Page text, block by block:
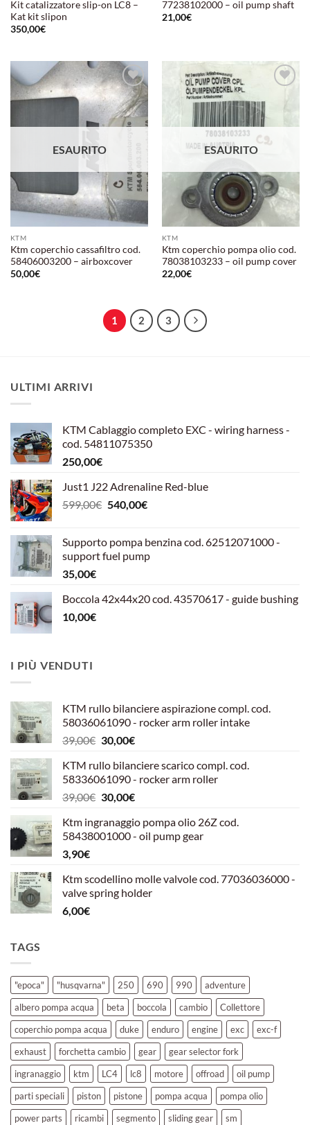
Kit catalizzatore slip-on LC8 –
Kat kit slipon
350,00€
77238102000 – oil pump shaft
21,00€
Aggiungi
alla lista
dei
desideri
ESAURITO
KTM
Ktm coperchio cassafiltro cod.
58406003200 – airboxcover
50,00€
alla lista
desideri
ESAURITO
KTM
Ktm coperchio pompa olio cod.
78038103233 – oil pump cover
22,00€
1 2 3
ULTIMI ARRIVI
KTM Cablaggio completo EXC - wiring harness -
cod. 54811075350
250,00€
Just1 J22 Adrenaline Red-blue
599,00€ Il
era:
599,00€.
540,00€Il
è:
540,00€.
Supporto pompa benzina cod. 62512071000 -
support fuel pump
35,00€
Boccola 42x44x20 cod. 43570617 - guide bushing
10,00€
I PIÙ VENDUTI
KTM rullo bilanciere aspirazione compl. cod.
58036061090 - rocker arm roller intake
39,00€ Il
originale
era:
39,00€.
30,00€Il
attuale
è:
30,00€.
KTM rullo bilanciere scarico compl. cod.
58336061090 - rocker arm roller
39,00€ Il
originale
era:
30,00€Il
attuale
è:
Ktm ingranaggio pompa olio 26Z cod.
58438001000 - oil pump gear
3,90€
Ktm scodellino molle valvole cod. 77036036000 -
valve spring holder
6,00€
TAGS
"epoca" "husqvarna" 250 690 990
adventure
albero pompa acqua
beta boccola cambio
Collettore
coperchio pompa acqua
duke enduro engine exc
exc-f
exhaust
forchetta cambio gear
gear selector fork
ingranaggio
ktm LC4 lc8 motore offroad
oil pump
parti speciali
piston pistone pompa acqua
pompa olio
power parts
ricambi segmento sliding gear
sm